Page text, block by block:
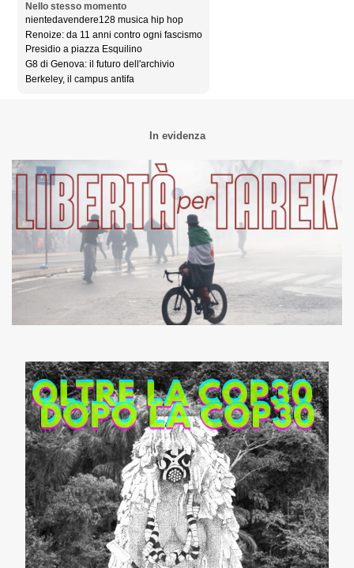
Nello stesso momento
nientedavendere128 musica hip hop
Renoize: da 11 anni contro ogni fascismo
Presidio a piazza Esquilino
G8 di Genova: il futuro dell'archivio
Berkeley, il campus antifa
In evidenza